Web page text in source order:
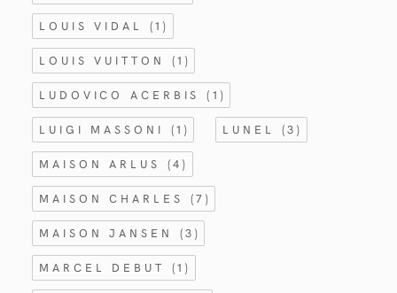
LOUIS VIDAL (1)
LOUIS VUITTON (1)
LUDOVICO ACERBIS(1)
LUIGI MASSONI (1) LUNEL (3)
MAISON ARLUS (4)
MAISON CHARLES (7)
MAISON JANSEN (3)
MARCEL DEBUT (1)